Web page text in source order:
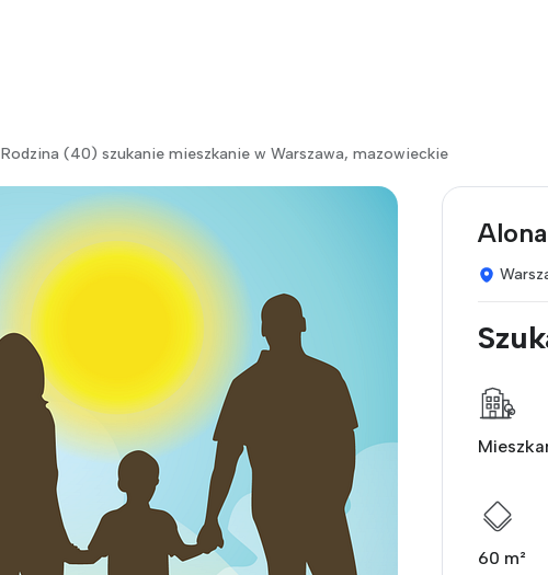
Rodzina (40) szukanie mieszkanie w Warszawa, mazowieckie
60 m²